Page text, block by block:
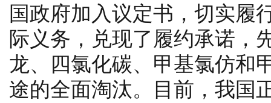
国政府加入议定书，切实履
际义务，兑现了履约承诺，
龙、四氯化碳、甲基氯仿和
途的全面淘汰。目前，我国